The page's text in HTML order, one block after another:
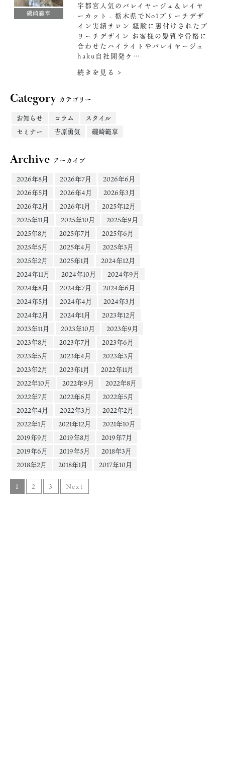
磯崎範享
宇都宮人気のバレイヤージュ＆レイヤ
ーカット . 栃木県でNo1ブリーチデザ
イン実績サロン 経験に裏付けされたブ
リーチデザイン お客様の髪質や骨格に
合わせたハイライトやバレイヤージュ
haku自社開発ケ…
続きを見る >
Categoryカテゴリー
お知らせ
コラム
スタイル
セミナー
吉原勇気 磯崎範享
Archive アーカイブ
2026年8月
2026年7月
2026年6月
2026年5月
2026年4月
2026年3月
2026年2月
2026年1月
2025年12月
2025年11月
2025年10月
2025年9月
2025年8月
2025年7月
2025年6月
2025年5月
2025年4月
2025年3月
2025年2月
2025年1月
2024年12月
2024年11月
2024年10月
2024年9月
2024年8月
2024年7月
2024年6月
2024年5月
2024年4月
2024年3月
2024年2月
2024年1月
2023年12月
2023年11月
2023年10月
2023年9月
2023年8月
2023年7月
2023年6月
2023年5月
2023年4月
2023年3月
2023年2月
2023年1月
2022年11月
2022年10月
2022年9月
2022年8月
2022年7月
2022年6月
2022年5月
2022年4月
2022年3月
2022年2月
2022年1月
2021年12月
2021年10月
2019年9月
2019年8月
2019年7月
2019年6月
2019年5月
2018年3月
2018年2月
2018年1月 2017年10月
1 2 3 Next